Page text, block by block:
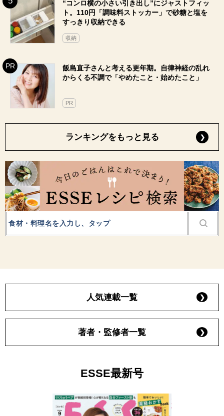
“コンロ横の小さい引き出し”にジャストフィッ
ト。110円「調味料ストッカー」で砂糖と塩を
すっきり収納できる
収納
飯島直子さんと考える更年期。自律神経の乱れ
からくる不調で「やめたこと・始めたこと」
PR
ランキングをもっと見る
人気連載一覧
著者・監修者一覧
ESSE最新号